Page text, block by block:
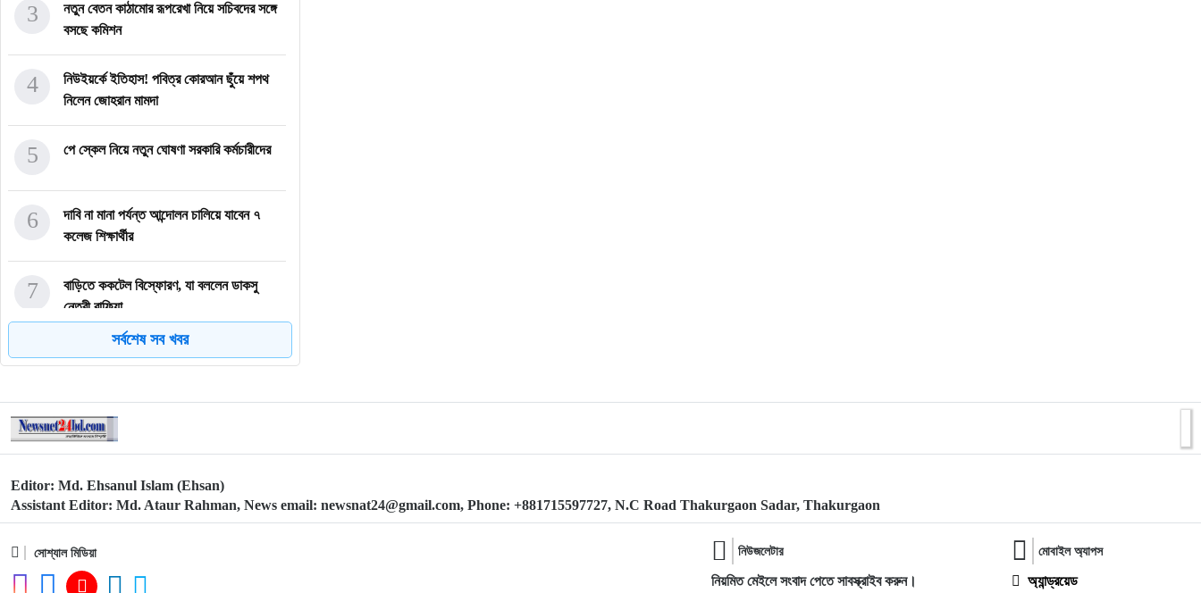
নতুন বেতন কাঠামোর রূপরেখা নিয়ে সচিবদের সঙ্গে
বসছে কমিশন
3
নিউইয়র্কে ইতিহাস! পবিত্র কোরআন ছুঁয়ে শপথ
নিলেন জোহরান মামদা
4
পে স্কেল নিয়ে নতুন ঘোষণা সরকারি কর্মচারীদের
5
দাবি না মানা পর্যন্ত আন্দোলন চালিয়ে যাবেন ৭
কলেজ শিক্ষার্থীর
6
বাড়িতে ককটেল বিস্ফোরণ, যা বললেন ডাকসু
নেত্রী রাফিয়া
7
জোটের দুই নেতাকে বিএনপির সবুজ সংকেত
8
জাতীয় সম্মেলন থেকে ৭ দাবি তুললেন ইমাম-খতিবরা
9
আগামী ৫ বছরে মামলার সংখ্যা ৫০ শতাংশ কমবে:
আইন উপদেষ্টা
10
ভূমিকম্পের সর্বোচ্চ ঝুঁকিতে দেশের যেসব জেলা
11
সর্বশেষ সব খবর
Editor: Md. Ehsanul Islam (Ehsan)
Assistant Editor: Md. Ataur Rahman, News email: newsnat24@gmail.com, Phone: +881715597727, N.C Road Thakurgaon Sadar, Thakurgaon
সোশ্যাল মিডিয়া নিউজলেটার
নিয়মিত মেইলে সংবাদ পেতে সাবস্ক্রাইব করুন।
মোবাইল অ্যাপস
অ্যান্ড্রয়েড